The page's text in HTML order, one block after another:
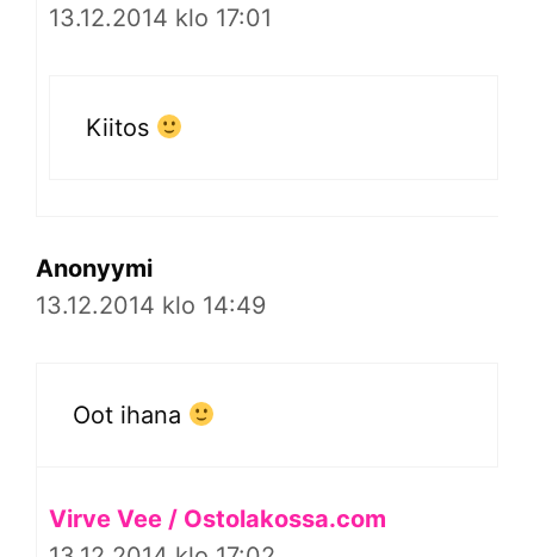
13.12.2014 klo 17:01
Kiitos
Anonyymi
13.12.2014 klo 14:49
Oot ihana
Virve Vee / Ostolakossa.com